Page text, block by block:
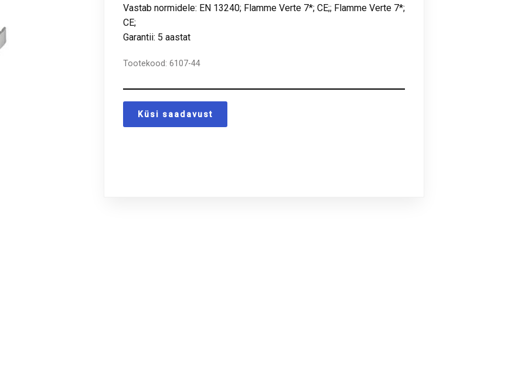
Vastab normidele: EN 13240; Flamme Verte 7*; CE;; Flamme Verte 7*;
CE;
Garantii: 5 aastat
Tootekood:6107-44
Küsi saadavust